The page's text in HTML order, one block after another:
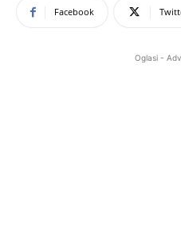
Facebook
Oglasi -